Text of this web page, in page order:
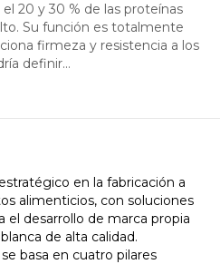
20 y 30 % de las proteínas
Su función es totalmente
firmeza y resistencia a los
definir…
en la fabricación a
alimenticios, con soluciones
el desarrollo de marca propia
de alta calidad.
basa en cuatro pilares